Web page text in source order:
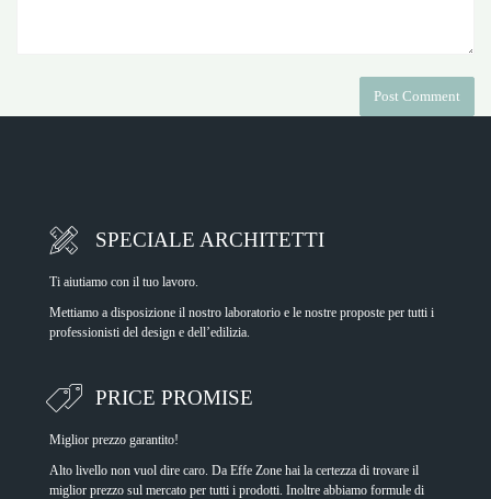
SPECIALE ARCHITETTI
Ti aiutiamo con il tuo lavoro.
Mettiamo a disposizione il nostro laboratorio e le nostre proposte per tutti i
professionisti del design e dell’edilizia.
PRICE PROMISE
Miglior prezzo garantito!
Alto livello non vuol dire caro. Da Effe Zone hai la certezza di trovare il
miglior prezzo sul mercato per tutti i prodotti. Inoltre abbiamo formule di